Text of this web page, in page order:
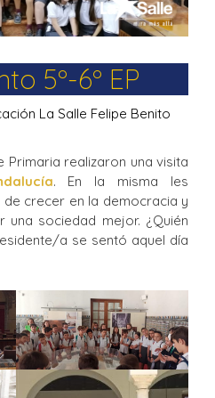
5º-6º EP
La Salle Felipe Benito
Primaria realizaron una visita
. En la misma les
crecer en la democracia y
sociedad mejor. ¿Quién
a se sentó aquel día